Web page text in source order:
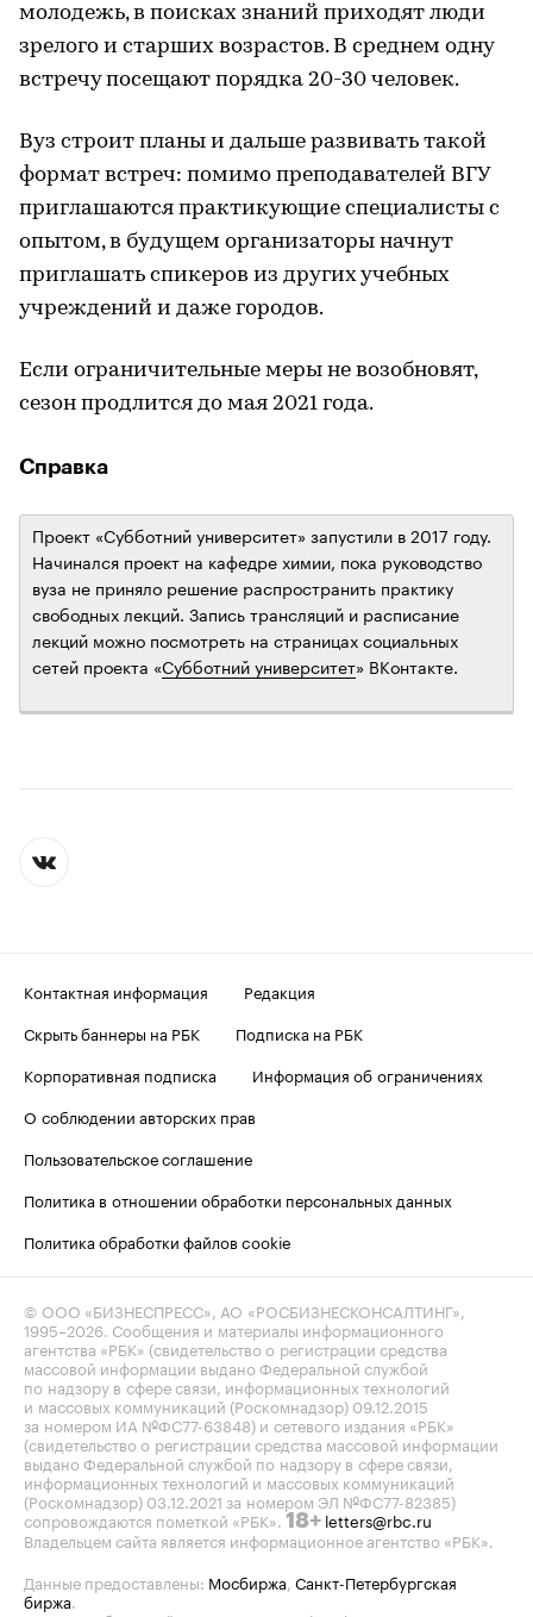
молодежь, в поисках знаний приходят люди
зрелого и старших возрастов. В среднем одну
встречу посещают порядка 20-30 человек.
Вуз строит планы и дальше развивать такой
формат встреч: помимо преподавателей ВГУ
приглашаются практикующие специалисты с
опытом, в будущем организаторы начнут
приглашать спикеров из других учебных
учреждений и даже городов.
Если ограничительные меры не возобновят,
сезон продлится до мая 2021 года.
Справка
Проект «Субботний университет» запустили в 2017 году.
Начинался проект на кафедре химии, пока руководство
вуза не приняло решение распространить практику
свободных лекций. Запись трансляций и расписание
лекций можно посмотреть на страницах социальных
сетей проекта «Субботний университет» ВКонтакте.
Контактная информация
Редакция
Скрыть баннеры на РБК
Подписка на РБК
Корпоративная подписка
Информация об ограничениях
О соблюдении авторских прав
Пользовательское соглашение
Политика в отношении обработки персональных данных
Политика обработки файлов cookie
© ООО «БИЗНЕСПРЕСС», АО «РОСБИЗНЕСКОНСАЛТИНГ»,
1995–2026 . Сообщения и материалы информационного
агентства «РБК» (свидетельство о регистрации средства
массовой информации выдано Федеральной службой
по надзору в сфере связи, информационных технологий
и массовых коммуникаций (Роскомнадзор) 09.12.2015
за номером ИА №ФС77-63848) и сетевого издания «РБК»
(свидетельство о регистрации средства массовой информации
выдано Федеральной службой по надзору в сфере связи,
информационных технологий и массовых коммуникаций
(Роскомнадзор) 03.12.2021 за номером ЭЛ №ФС77-82385)
сопровождаются пометкой «РБК». 18+ letters@rbc.ru
Владельцем сайта является информационное агентство «РБК».
Данные предоставлены: Мосбиржа Санкт-Петербургская
биржа